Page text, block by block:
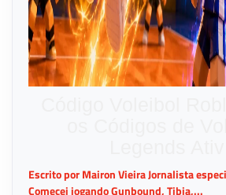
Escrito por Mairon Vieira Jornalista
Comecei jogando Gunbound, Tibia,...